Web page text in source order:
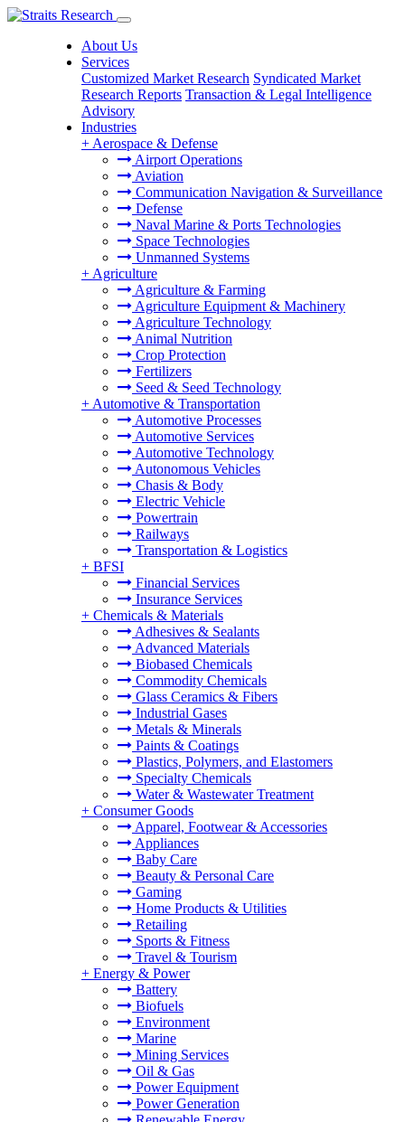
About Us
Services
Customized Market Research Syndicated Market
Research Reports Transaction & Legal Intelligence
Advisory
Industries
+ Aerospace & Defense
Airport Operations
Aviation
Communication Navigation & Surveillance
Defense
Naval Marine & Ports Technologies
Space Technologies
Unmanned Systems
+ Agriculture
Agriculture & Farming
Agriculture Equipment & Machinery
Agriculture Technology
Animal Nutrition
Crop Protection
Fertilizers
Seed & Seed Technology
+ Automotive & Transportation
Automotive Processes
Automotive Services
Automotive Technology
Autonomous Vehicles
Chasis & Body
Electric Vehicle
Powertrain
Railways
Transportation & Logistics
+ BFSI
Financial Services
Insurance Services
+ Chemicals & Materials
Adhesives & Sealants
Advanced Materials
Biobased Chemicals
Commodity Chemicals
Glass Ceramics & Fibers
Industrial Gases
Metals & Minerals
Paints & Coatings
Plastics, Polymers, and Elastomers
Specialty Chemicals
Water & Wastewater Treatment
+ Consumer Goods
Apparel, Footwear & Accessories
Appliances
Baby Care
Beauty & Personal Care
Gaming
Home Products & Utilities
Retailing
Sports & Fitness
Travel & Tourism
+ Energy & Power
Battery
Biofuels
Environment
Marine
Mining Services
Oil & Gas
Power Equipment
Power Generation